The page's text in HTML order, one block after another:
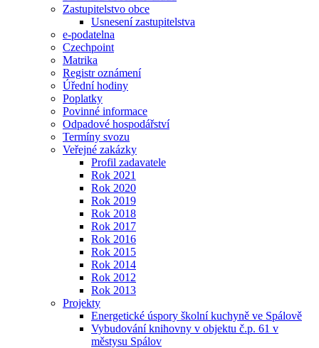
Zastupitelstvo obce
Usnesení zastupitelstva
e-podatelna
Czechpoint
Matrika
Registr oznámení
Úřední hodiny
Poplatky
Povinné informace
Odpadové hospodářství
Termíny svozu
Veřejné zakázky
Profil zadavatele
Rok 2021
Rok 2020
Rok 2019
Rok 2018
Rok 2017
Rok 2016
Rok 2015
Rok 2014
Rok 2012
Rok 2013
Projekty
Energetické úspory školní kuchyně ve Spálově
Vybudování knihovny v objektu č.p. 61 v
městysu Spálov